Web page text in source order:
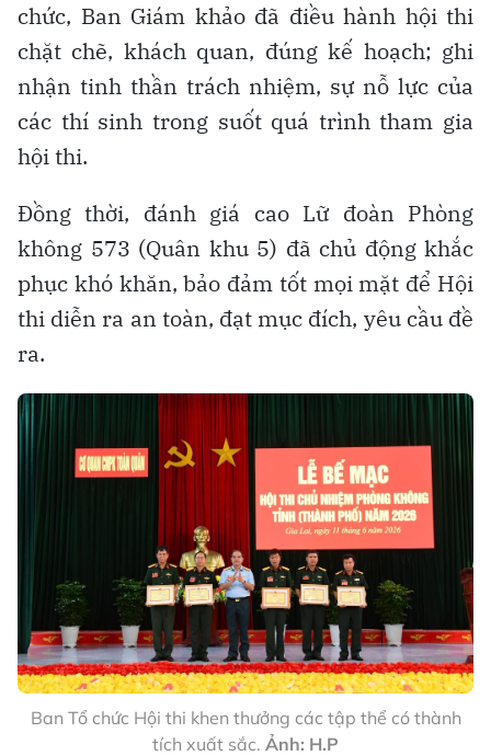
chức, Ban Giám khảo đã điều hành hội thi
chặt chẽ, khách quan, đúng kế hoạch; ghi
nhận tinh thần trách nhiệm, sự nỗ lực của
các thí sinh trong suốt quá trình tham gia
hội thi.
Đồng thời, đánh giá cao Lữ đoàn Phòng
không 573 (Quân khu 5) đã chủ động khắc
phục khó khăn, bảo đảm tốt mọi mặt để Hội
thi diễn ra an toàn, đạt mục đích, yêu cầu đề
ra.
Ban Tổ chức Hội thi khen thưởng các tập thể có thành
tích xuất sắc. Ảnh: H.P